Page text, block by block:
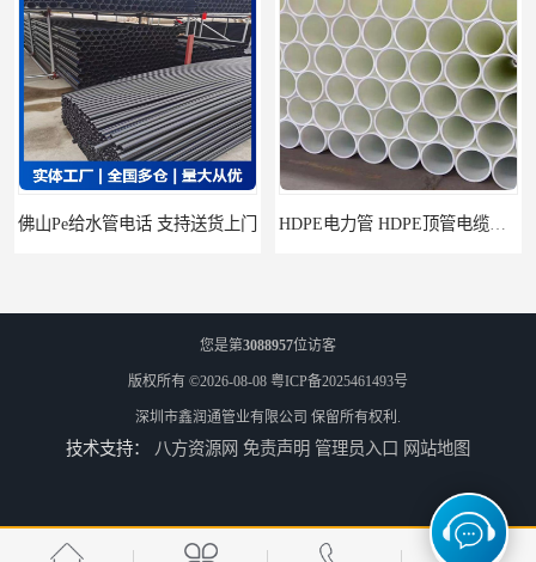
HDPE电力管 HDPE顶管电缆管保护套管
HDPE给水管 佛山Pe给水管电话 支持送货上门
您是第3088957位访客
版权所有 ©2026-08-08 粤ICP备2025461493号
深圳市鑫润通管业有限公司 保留所有权利.
技术支持： 八方资源网 免责声明 管理员入口 网站地图